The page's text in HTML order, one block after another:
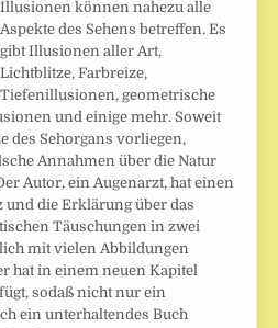
Illusionen können nahezu alle
Aspekte des Sehens betreffen. Es
gibt Illusionen aller Art,
Lichtblitze, Farbreize,
Tiefenillusionen, geometrische
und einige mehr. Soweit
des Sehorgans vorliegen,
Annahmen über die Natur
Autor, ein Augenarzt, hat einen
die Erklärung über das
Täuschungen in zwei
mit vielen Abbildungen
hat in einem neuen Kapitel
sodaß nicht nur ein
ein unterhaltendes Buch